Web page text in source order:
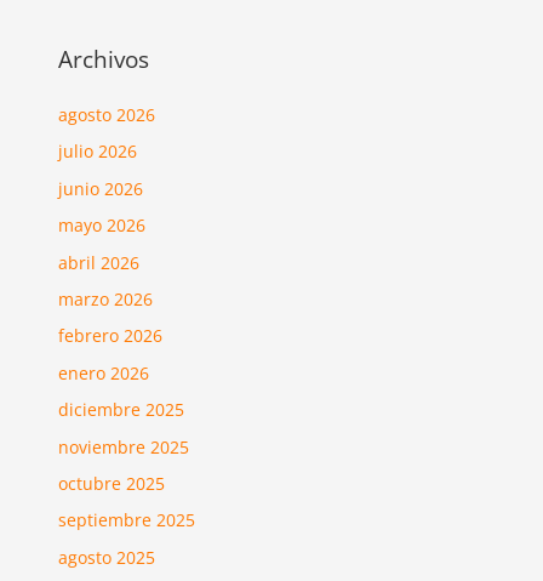
Archivos
agosto 2026
julio 2026
junio 2026
mayo 2026
abril 2026
marzo 2026
febrero 2026
enero 2026
diciembre 2025
noviembre 2025
octubre 2025
septiembre 2025
agosto 2025